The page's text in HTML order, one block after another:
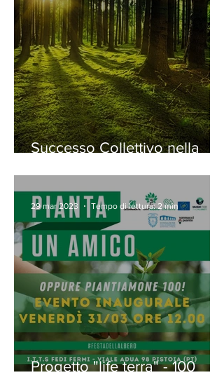
Successo Collettivo nella
San Francesco
Progetto "life terra" - 100
29 mar 2023 Tempo di lettura: 2 min